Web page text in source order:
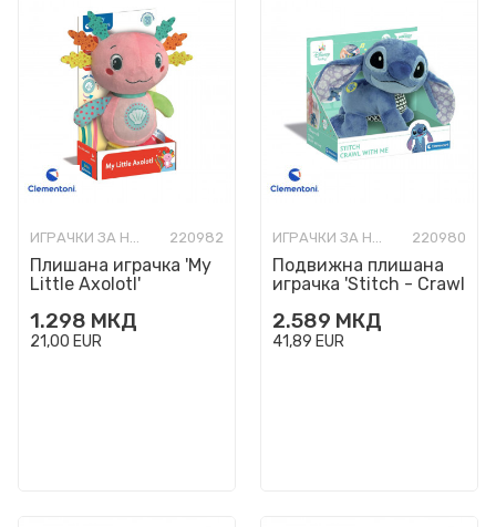
ИГРАЧКИ ЗА НАЈМАЛИ 220982
Плишана играчка 'My
Little Axolotl'
1.298 МКД
21,00 EUR
ИГРАЧКИ ЗА НАЈМАЛИ 220980
Подвижна плишана
играчка 'Stitch - Crawl
2.589 МКД
41,89 EUR